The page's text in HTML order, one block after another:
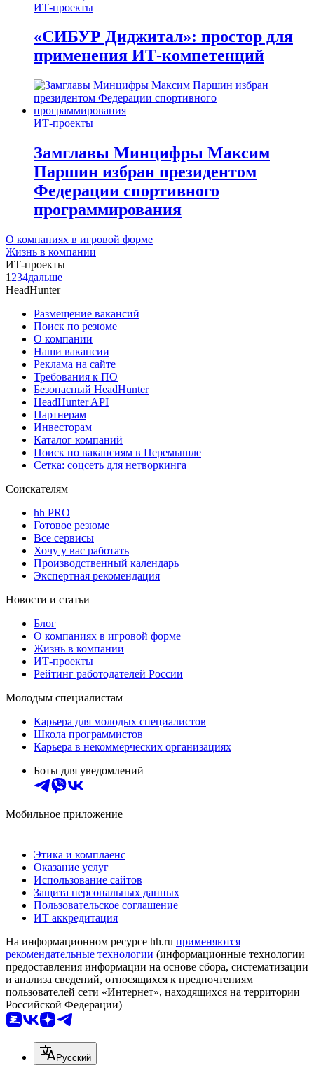
ИТ-проекты
«СИБУР Диджитал»: простор для
применения ИТ-компетенций
ИТ-проекты
Замглавы Минцифры Максим
Паршин избран президентом
Федерации спортивного
программирования
О компаниях в игровой форме
Жизнь в компании
ИТ-проекты
1 234дальше
HeadHunter
Размещение вакансий
Поиск по резюме
О компании
Наши вакансии
Реклама на сайте
Требования к ПО
Безопасный HeadHunter
HeadHunter API
Партнерам
Инвесторам
Каталог компаний
Поиск по вакансиям в Перемышле
Сетка: соцсеть для нетворкинга
Соискателям
hh PRO
Готовое резюме
Все сервисы
Хочу у вас работать
Производственный календарь
Экспертная рекомендация
Новости и статьи
Блог
О компаниях в игровой форме
Жизнь в компании
ИТ-проекты
Рейтинг работодателей России
Молодым специалистам
Карьера для молодых специалистов
Школа программистов
Карьера в некоммерческих организациях
Боты для уведомлений
Мобильное приложение
Этика и комплаенс
Оказание услуг
Использование сайтов
Защита персональных данных
Пользовательское соглашение
ИТ аккредитация
На информационном ресурсе hh.ru применяются
рекомендательные технологии (информационные технологии
предоставления информации на основе сбора, систематизации
и анализа сведений, относящихся к предпочтениям
пользователей сети «Интернет», находящихся на территории
Российской Федерации)
Русский